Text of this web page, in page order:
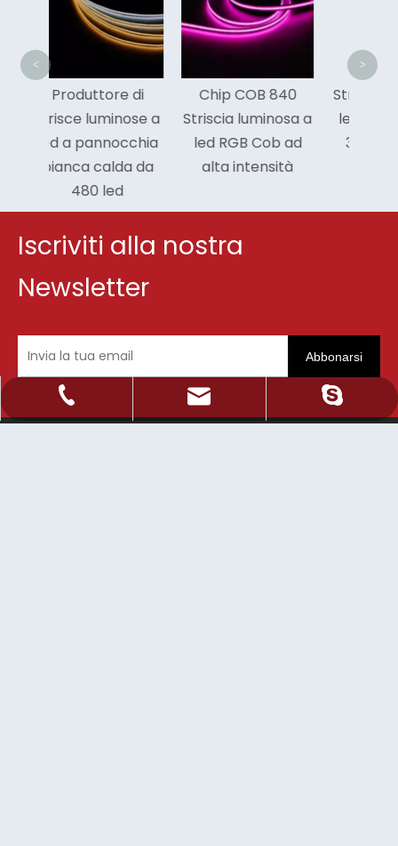
Chip COB 840
Striscia luminosa a
led RGB Cob ad
alta intensità
Striscia luminosa a
led sintonizzabile
3000k Cob per
auto
< >
Iscriviti alla nostra
Newsletter
Abbonarsi
+86 21 63166512
Sale@orientlighting.com
orientlighting